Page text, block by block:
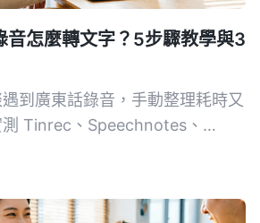
怎麼轉文字？5步驟教學與3
到廣東話錄音，手動整理耗時又
Tinrec、Speechnotes、